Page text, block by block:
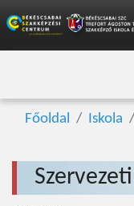
Főoldal Iskola